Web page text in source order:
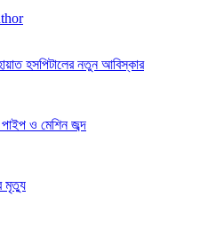
হসপিটালের নতুন আবিস্কার
ও মেশিন জব্দ
মৃত্যু